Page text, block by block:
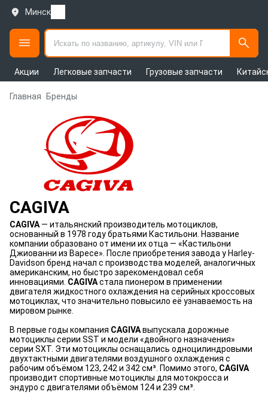
Минск
Акции Легковые запчасти Грузовые запчасти
Главная Бренды
CAGIVA
CAGIVA — итальянский производитель мотоциклов,
основанный в 1978 году братьями Кастильони. Название
компании образовано от имени их отца — «Кастильони
Джиованни из Варесе». После приобретения завода у Harley-
Davidson бренд начал с производства моделей, аналогичных
американским, но быстро зарекомендовал себя
инновациями. CAGIVAстала пионером в применении
двигателя жидкостного охлаждения на серийных кроссовых
мотоциклах, что значительно повысило её узнаваемость на
мировом рынке.
В первые годы компания CAGIVAвыпускала дорожные
мотоциклы серии SST и модели «двойного назначения»
серии SXT. Эти мотоциклы оснащались одноцилиндровыми
двухтактными двигателями воздушного охлаждения с
рабочим объёмом 123, 242 и 342 см³. Помимо этого, CAGIVA
производит спортивные мотоциклы для мотокросса и
эндуро с двигателями объёмом 124 и 239 см³.